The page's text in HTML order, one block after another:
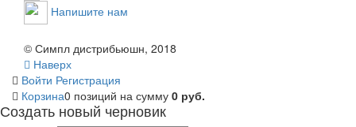
Напишите нам
© Симпл дистрибьюшн, 2018
Наверх
Войти Регистрация
Корзина0 позиций на сумму 0 руб.
Создать новый черновик